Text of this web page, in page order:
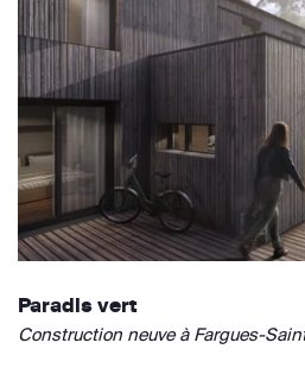
Paradis vert
Construction neuve à Fargues-